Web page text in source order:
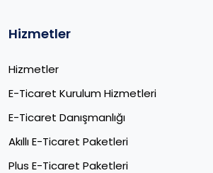
Hizmetler
Hizmetler
E-Ticaret Kurulum Hizmetleri
E-Ticaret Danışmanlığı
Akıllı E-Ticaret Paketleri
Plus E-Ticaret Paketleri